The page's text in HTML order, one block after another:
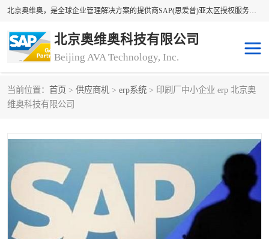
北京奥维奥，是全球企业管理解决方案的提供商SAP(思爱普)亚太区授权服务商领军者，SAP金牌服务商和代理商。企业ERP系统软件，SAP软件实施，17年来服务客户1500多家。提供SAP Business One，SAP Business ByDesign，SAP S/4HANA Cloud，SAP Analytics Cloud （分析云）等产品与解决方案。咨询专线：400-890-8880
北京奥维奥科技有限公司
Beijing AVA Technology, Inc.
当前位置： 首页 > 供应商机 > erp系统 > 印刷厂中小企业 erp 北京奥
维奥科技有限公司
sap系统
sap软件开发 sap管理系统
码上用条码管理 扫码系统
工厂ERP软件 制造业ERP系统